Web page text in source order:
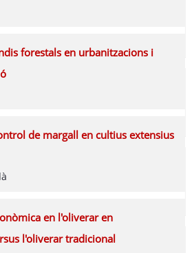
forestals en urbanitzacions i
de margall en cultius extensius
en l'oliverar en
l'oliverar tradicional